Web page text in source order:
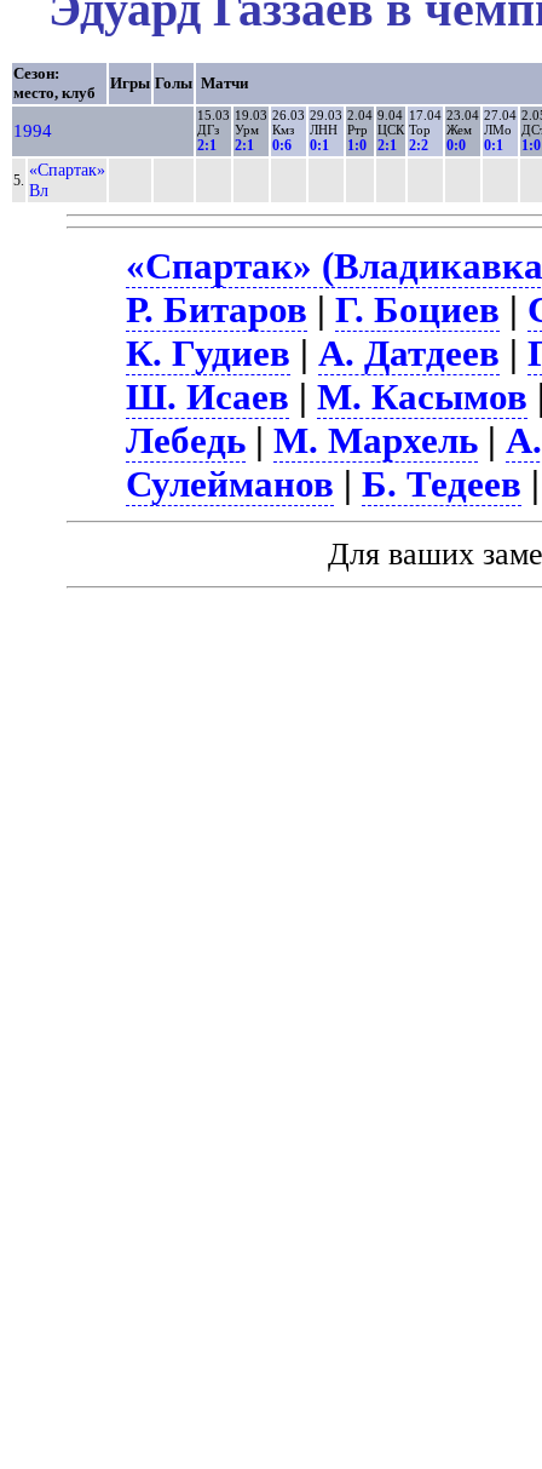
Сезон:
место, клуб
Игры Голы Матчи
1994
15.03
ДГз
2:1
19.03
Урм
2:1
26.03
Кмз
0:6
29.03
ЛНН
0:1
2.04
Ртр
1:0
9.04
ЦСК
2:1
17.04
Тор
2:2
23.04
Жем
0:0
27.04
ЛМо
0:1 1:0
5.
«Спартак»
Вл
«Спартак»
Р. Битаров |Г. Боциев |
К. Гудиев |А. Датдеев |
Ш. Исаев |М. Касымов
Лебедь |М. Мархель |
Сулейманов |Б. Тедеев
Для ваших